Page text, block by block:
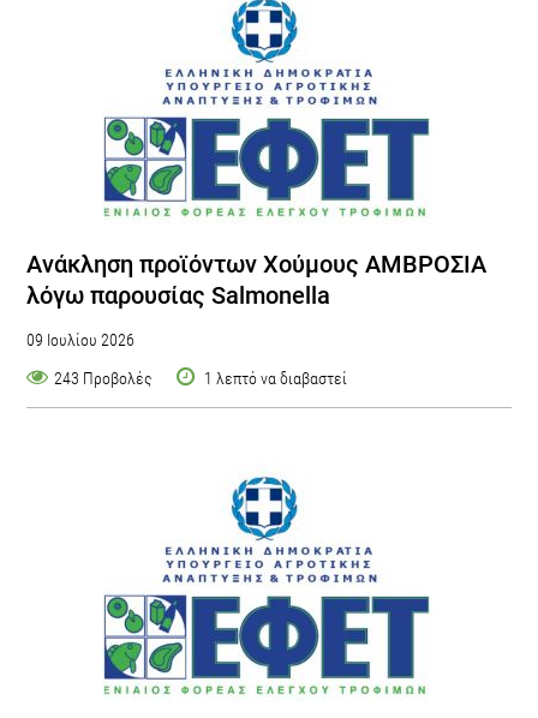
Ανάκληση προϊόντων Χούμους ΑΜΒΡΟΣΙΑ
λόγω παρουσίας Salmonella
09 Ιουλίου 2026
243 Προβολές
1 λεπτό να διαβαστεί